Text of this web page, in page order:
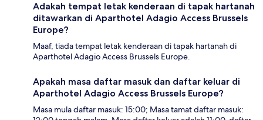
Adakah tempat letak kenderaan di tapak hartanah
ditawarkan di Aparthotel Adagio Access Brussels
Europe?
Maaf, tiada tempat letak kenderaan di tapak hartanah di
Aparthotel Adagio Access Brussels Europe.
Apakah masa daftar masuk dan daftar keluar di
Aparthotel Adagio Access Brussels Europe?
Masa mula daftar masuk: 15:00; Masa tamat daftar masuk: